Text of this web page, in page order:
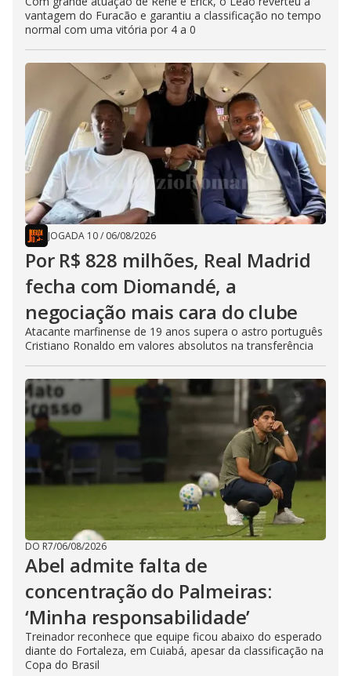
vantagem do Furacão e garantiu a classificação no tempo
normal com uma vitória por 4 a 0
JOGADA 10/ 06/08/2026
Por R$ 828 milhões, Real Madrid
fecha com Diomandé, a
negociação mais cara do clube
Atacante marfinense de 19 anos supera o astro português
Cristiano Ronaldo em valores absolutos na transferência
DO R7/06/08/2026
Abel admite falta de
concentração do Palmeiras:
‘Minha responsabilidade’
Treinador reconhece que equipe ficou abaixo do esperado
diante do Fortaleza, em Cuiabá, apesar da classificação na
Copa do Brasil